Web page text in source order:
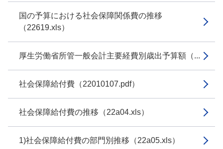
国の予算における社会保障関係費の推移
（22619.xls）
厚生労働省所管一般会計主要経費別歳出予算額（...
社会保障給付費（22010107.pdf）
社会保障給付費の推移（22a04.xls）
1)社会保障給付費の部門別推移（22a05.xls）